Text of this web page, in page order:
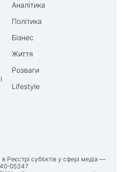
Аналітика
Політика
Бізнес
Життя
Розваги
Lifestyle
Реєстрі суб’єктів у сфері медіа —
05347